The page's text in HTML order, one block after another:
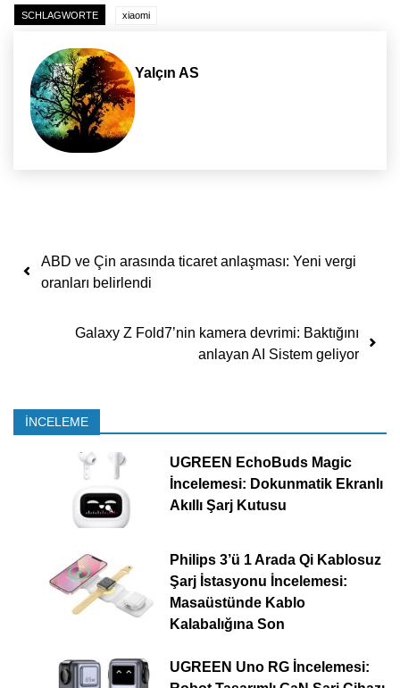
SCHLAGWORTE xiaomi
Yalçın AS
Yazı dolaşımı
ABD ve Çin arasında ticaret anlaşması: Yeni vergi
oranları belirlendi
Galaxy Z Fold7’nin kamera devrimi: Baktığını
anlayan AI Sistem geliyor
İNCELEME
UGREEN EchoBuds Magic
İncelemesi: Dokunmatik Ekranlı
Akıllı Şarj Kutusu
Philips 3’ü 1 Arada Qi Kablosuz
Şarj İstasyonu İncelemesi:
Masaüstünde Kablo
Kalabalığına Son
UGREEN Uno RG İncelemesi: